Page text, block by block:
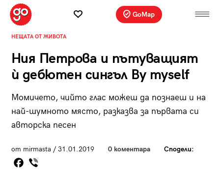
GoMap
НЕЩАТА ОТ ЖИВОТА
Ния Петрова и пътуващият
ѝ дебютен сингъл By myself
Момичето, чийто глас можеш да познаеш и на
най-шумното място, разказва за първата си
авторска песен
от mirmasta / 31.01.2019 0 коментара Сподели: